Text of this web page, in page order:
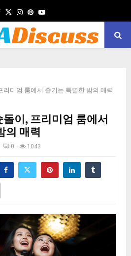
Facebook
TwitterInstagram
Pinterest
Youtube
리미엄 룸에서 즐기는 특별한 밤의 매력
이, 프리미엄 룸에서
의 매력
0 1043